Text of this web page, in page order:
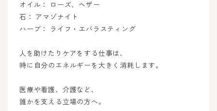
オイル： ローズ、ヘザー
石： アマゾナイト
ハーブ： ライフ・エバラスティング
人を助けたりケアをする仕事は、
時に自分のエネルギーを大きく消耗します。
医療や看護、介護など、
誰かを支える立場の方へ。